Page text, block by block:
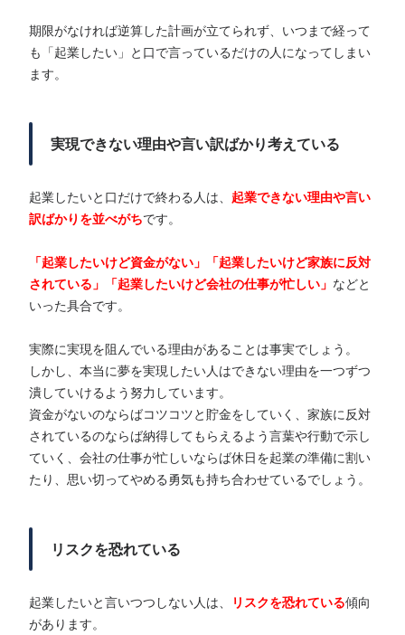
期限がなければ逆算した計画が立てられず、いつまで経って
も「起業したい」と口で言っているだけの人になってしまい
ます。
実現できない理由や言い訳ばかり考えている
起業したいと口だけで終わる人は、 起業できない理由や言い
訳ばかりを並べがちです。
「起業したいけど資金がない」「起業したいけど家族に反対
されている」「起業したいけど会社の仕事が忙しい」 などと
いった具合です。
実際に実現を阻んでいる理由があることは事実でしょう。
しかし、本当に夢を実現したい人はできない理由を一つずつ
潰していけるよう努力しています。
資金がないのならばコツコツと貯金をしていく、家族に反対
されているのならば納得してもらえるよう言葉や行動で示し
ていく、会社の仕事が忙しいならば休日を起業の準備に割い
たり、思い切ってやめる勇気も持ち合わせているでしょう。
リスクを恐れている
起業したいと言いつつしない人は、 リスクを恐れている傾向
があります。